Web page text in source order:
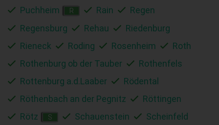
Puchheim
R Rain
Regen
Regensburg
Rehau
Riedenburg
Rieneck
Roding Rosenheim
Roth
Rothenburg ob der Tauber
Rothenfels
Rottenburg a.d.Laaber
Rödental
Röthenbach an der Pegnitz
Röttingen
Rötz
S Schauenstein
Scheinfeld